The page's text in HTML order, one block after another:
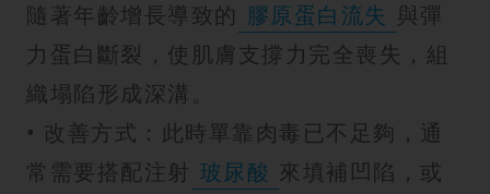
隨著年齡增長導致的 膠原蛋白流失 與彈
力蛋白斷裂，使肌膚支撐力完全喪失，組
織塌陷形成深溝。
• 改善方式：此時單靠肉毒已不足夠，通
常需要搭配注射 玻尿酸 來填補凹陷，或